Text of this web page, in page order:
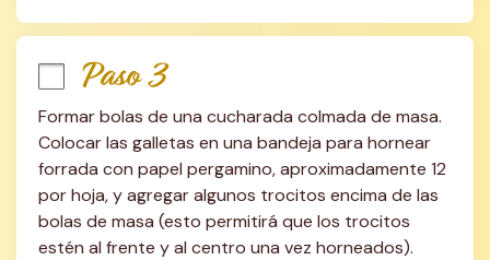
Paso 3
Formar bolas de una cucharada colmada de masa.
Colocar las galletas en una bandeja para hornear
forrada con papel pergamino, aproximadamente 12
por hoja, y agregar algunos trocitos encima de las
bolas de masa (esto permitirá que los trocitos
estén al frente y al centro una vez horneados).